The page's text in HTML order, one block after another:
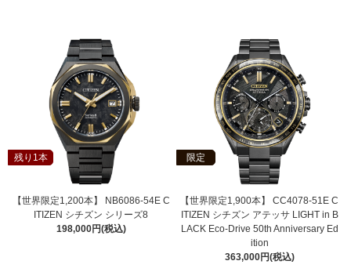
残り1本
【世界限定1,200本】 NB6086-54E C
ITIZEN シチズン シリーズ8
198,000円(税込)
限定
【世界限定1,900本】 CC4078-51E C
ITIZEN シチズン アテッサ LIGHT in B
LACK Eco-Drive 50th Anniversary Ed
ition
363,000円(税込)